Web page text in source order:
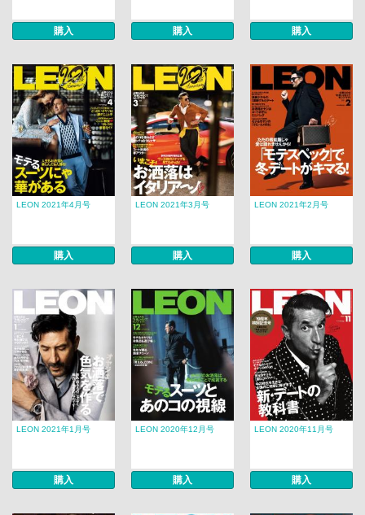
購入 購入 購入
LEON 2021年4月号
購入
LEON 2021年3月号
購入
LEON 2021年2月号
購入
LEON 2021年1月号
購入
LEON 2020年12月号
購入
LEON 2020年11月号
購入